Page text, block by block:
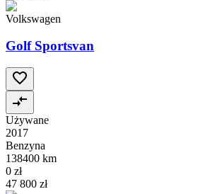
Volkswagen
Golf Sportsvan
Używane
2017
Benzyna
138400 km
0 zł
47 800 zł